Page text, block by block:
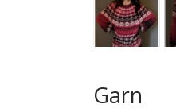
Garn